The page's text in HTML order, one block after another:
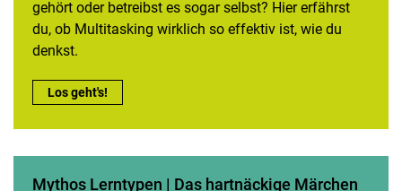
gehört oder betreibst es sogar selbst? Hier erfährst
du, ob Multitasking wirklich so effektiv ist, wie du
denkst.
Mythos Multitasking | Von einem der auszog, um alles auf
Los geht's!
Mythos Lerntypen | Das hartnäckige Märchen